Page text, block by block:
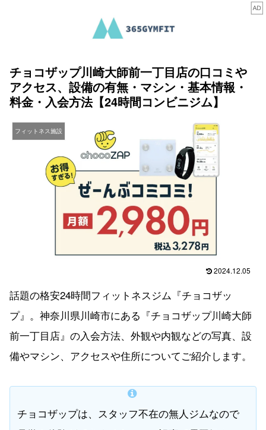
チョコザップ川崎大師前一丁目店の口コミや
アクセス、設備の有無・マシン・基本情報・
料金・入会方法【24時間コンビニジム】
フィットネス施設
2024.12.05
話題の格安24時間フィットネスジム『チョコザッ
プ』。神奈川県川崎市にある『チョコザップ川崎大師
前一丁目店』の入会方法、外観や内観などの写真、設
備やマシン、アクセスや住所についてご紹介します。
チョコザップは、スタッフ不在の無人ジムなので